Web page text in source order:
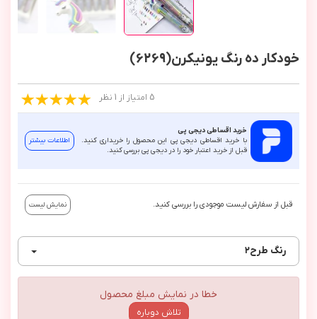
خودکار ده رنگ یونیکرن(6269)
5 امتیاز از 1 نظر
خرید اقساطی دیجی پی
با خرید اقساطی دیجی پی این محصول را خریداری کنید.
قبل از خرید اعتبار خود را در دیجی پی بررسی کنید.
اطلاعات بیشتر
قبل از سفارش لیست موجودی را بررسی کنید. نمایش لیست
رنگ طرح٢
خطا در نمایش مبلغ محصول
تلاش دوباره